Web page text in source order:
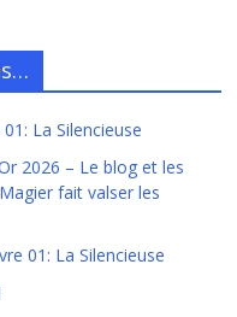
La Silencieuse
2026 – Le blog et les
fait valser les
01: La Silencieuse